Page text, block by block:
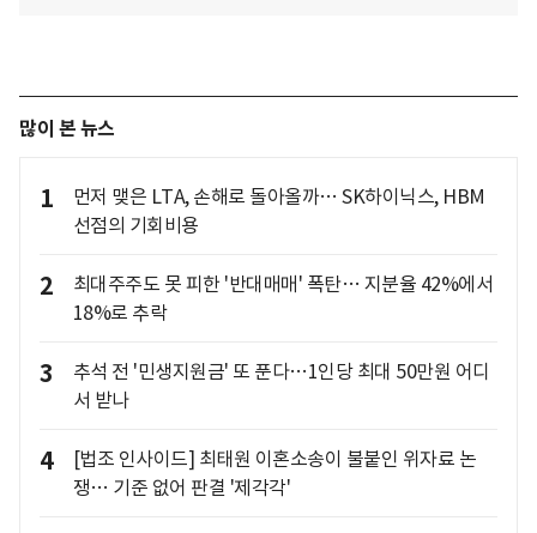
많이 본 뉴스
1
먼저 맺은 LTA, 손해로 돌아올까… SK하이닉스, HBM
선점의 기회비용
2
최대주주도 못 피한 '반대매매' 폭탄… 지분율 42%에서
18%로 추락
3
추석 전 '민생지원금' 또 푼다…1인당 최대 50만원 어디
서 받나
4
[법조 인사이드] 최태원 이혼소송이 불붙인 위자료 논
쟁… 기준 없어 판결 '제각각'